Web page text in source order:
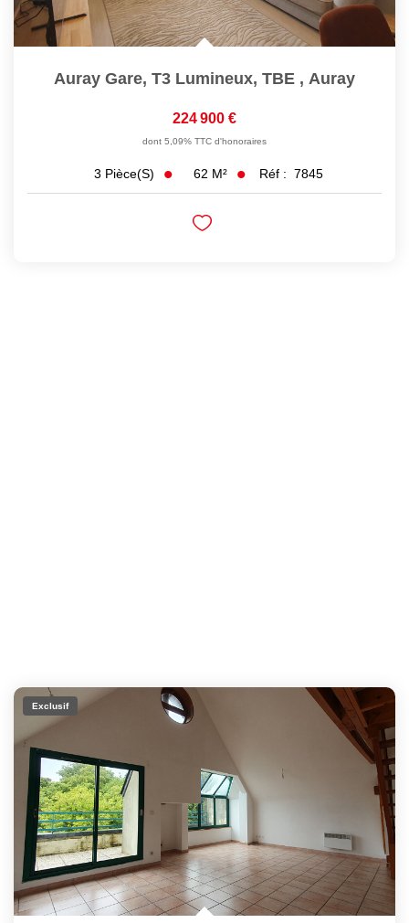
Auray Gare, T3 Lumineux, TBE , Auray
224 900 €
dont 5,09% TTC d'honoraires
3 Pièce(s) 62 M² Réf : 7845
Exclusif